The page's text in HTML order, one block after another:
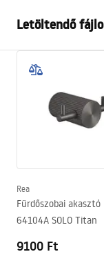
Anyag
Felszerelés
Szélesség
Magasság
Mélység
Letöltendő
Garanciális
Biztonsági
Rea
Fürdőszobai akasztó
64104A SOLO Titan
9100 Ft